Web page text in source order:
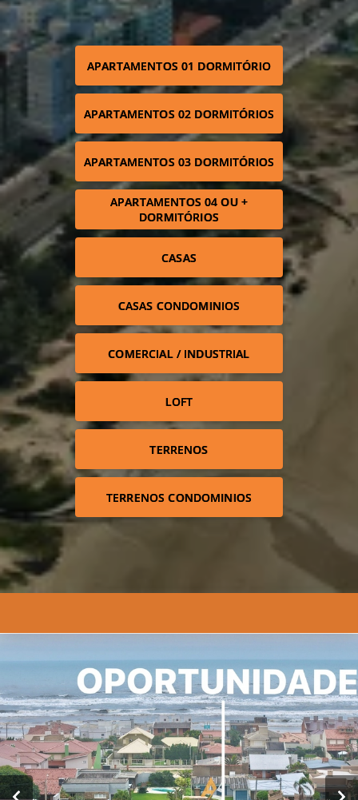
APARTAMENTOS 01 DORMITÓRIO
APARTAMENTOS 02 DORMITÓRIOS
APARTAMENTOS 03 DORMITÓRIOS
APARTAMENTOS 04 OU +
DORMITÓRIOS
CASAS
CASAS CONDOMINIOS
COMERCIAL / INDUSTRIAL
LOFT
TERRENOS
TERRENOS CONDOMINIOS